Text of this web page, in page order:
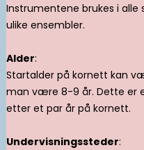
Instrumentene brukes i alle
ulike ensembler.
Alder:
Startalder på kornett kan
man være 8-9 år. Dette er
etter et par år på kornett.
Undervisningssteder: